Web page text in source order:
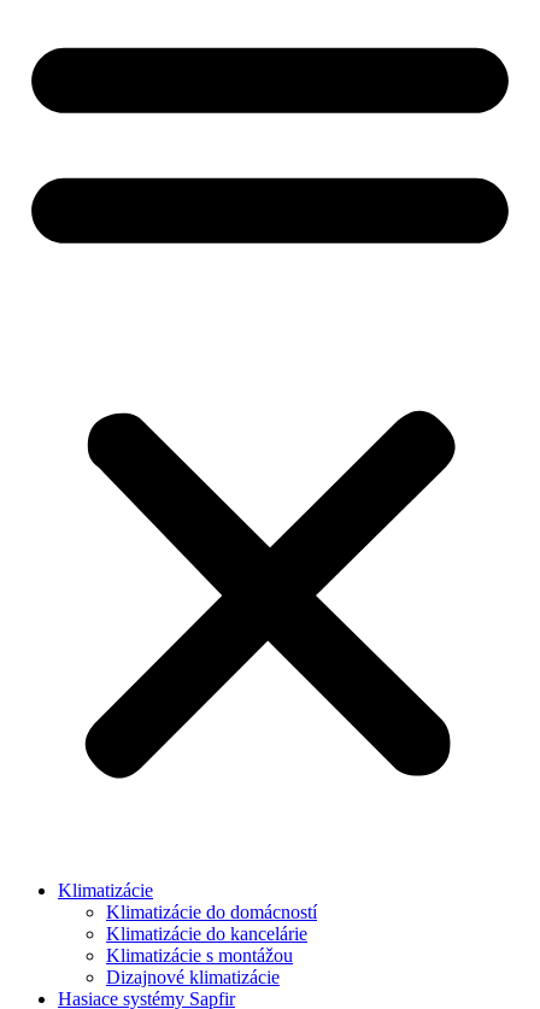
Klimatizácie
Klimatizácie do domácností
Klimatizácie do kancelárie
Klimatizácie s montážou
Dizajnové klimatizácie
Hasiace systémy Sapfir